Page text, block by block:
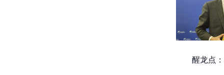
醒龙点